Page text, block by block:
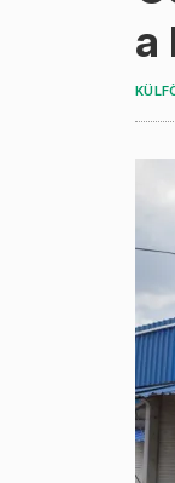
a